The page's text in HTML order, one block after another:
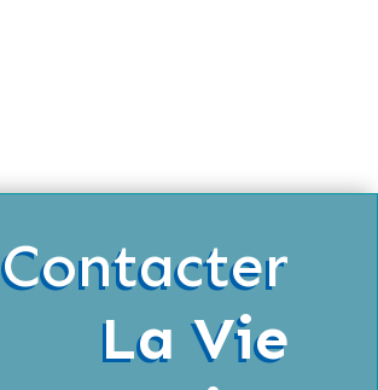
Contacter
La Vie